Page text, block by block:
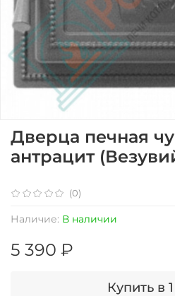
(0)
Наличие: В наличии
Дверца печная
антрацит
5 390 ₽
Купить в